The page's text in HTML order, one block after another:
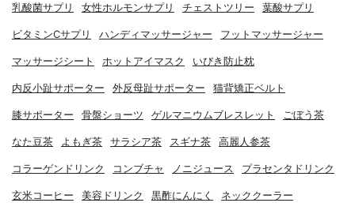
乳酸菌サプリ 女性ホルモンサプリ チェストツリー 葉酸サプリ
ビタミンCサプリ ハンディマッサージャー フットマッサージャー
マッサージシート ホットアイマスク いびき防止枕
内反小趾サポーター 外反母趾サポーター 猫背矯正ベルト
膝サポーター 骨盤ショーツ ゲルマニウムブレスレット ごぼう茶
なた豆茶 よもぎ茶 サラシア茶 スギナ茶 高麗人参茶
コラーゲンドリンク コンブチャ ノニジュース プラセンタドリンク
玄米コーヒー 美容ドリンク 黒酢にんにく ネッククーラー